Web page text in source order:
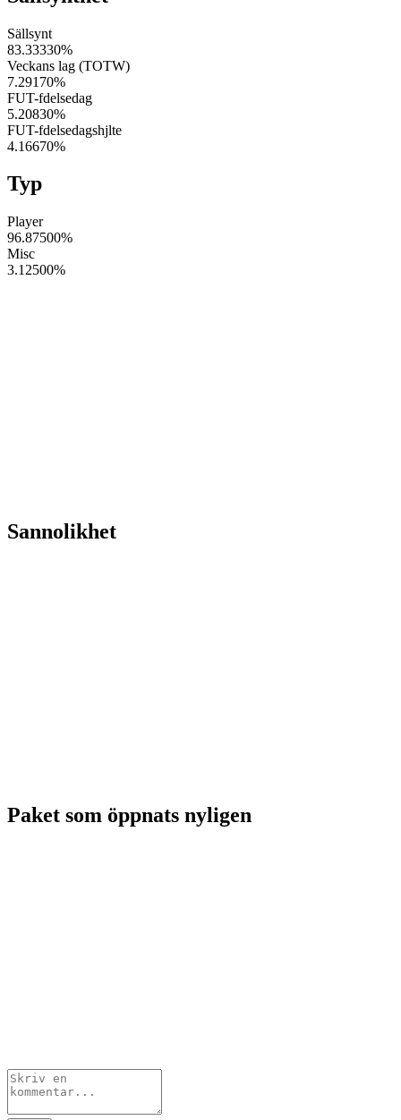
Sällsynt
83.33330%
Veckans lag (TOTW)
7.29170%
FUT-fdelsedag
5.20830%
FUT-fdelsedagshjlte
4.16670%
Typ
Player
96.87500%
Misc
3.12500%
Sannolikhet
Paket som öppnats nyligen